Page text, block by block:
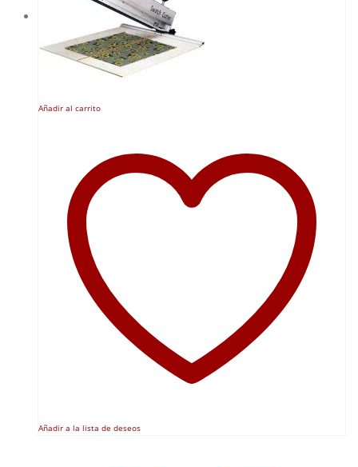
Añadir al carrito
Añadir a la lista de deseos